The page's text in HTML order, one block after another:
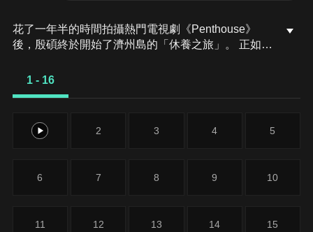
花了一年半的時間拍攝熱門電視劇《Penthouse》
後，殷碩終於開始了濟州島的「休養之旅」。 正如你
自稱「旅行達人」的他怎麼了？
1 - 16
1 2 3 4 5
6 7 8 9 10
11 12 13 14 15